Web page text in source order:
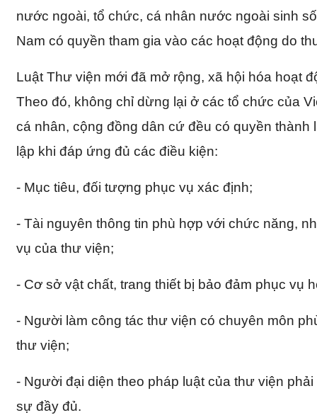
nước ngoài, tổ chức, cá nhân nước ngoài sinh
Nam có quyền tham gia vào các hoạt động do
Luật Thư viện mới đã mở rộng, xã hội hóa hoạt
Theo đó, không chỉ dừng lại ở các tổ chức của
cá nhân, cộng đồng dân cứ đều có quyền thành
lập khi đáp ứng đủ các điều kiện:
- Mục tiêu, đối tượng phục vụ xác định;
- Tài nguyên thông tin phù hợp với chức năng,
vụ của thư viện;
- Cơ sở vật chất, trang thiết bị bảo đảm phục vụ
- Người làm công tác thư viện có chuyên môn
thư viện;
- Người đại diện theo pháp luật của thư viện
sự đầy đủ.